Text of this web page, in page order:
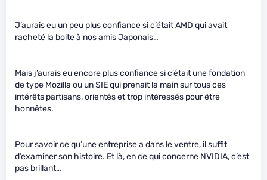
J’aurais eu un peu plus confiance si c’était AMD qui avait
racheté la boite à nos amis Japonais…
Mais j’aurais eu encore plus confiance si c’était une fondation
de type Mozilla ou un SIE qui prenait la main sur tous ces
intérêts partisans, orientés et trop intéressés pour être
honnêtes.
Pour savoir ce qu’une entreprise a dans le ventre, il suffit
d’examiner son histoire. Et là, en ce qui concerne NVIDIA, c’est
pas brillant…